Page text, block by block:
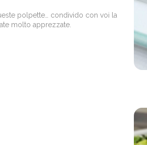
polpette… condivido con voi la
molto apprezzate.